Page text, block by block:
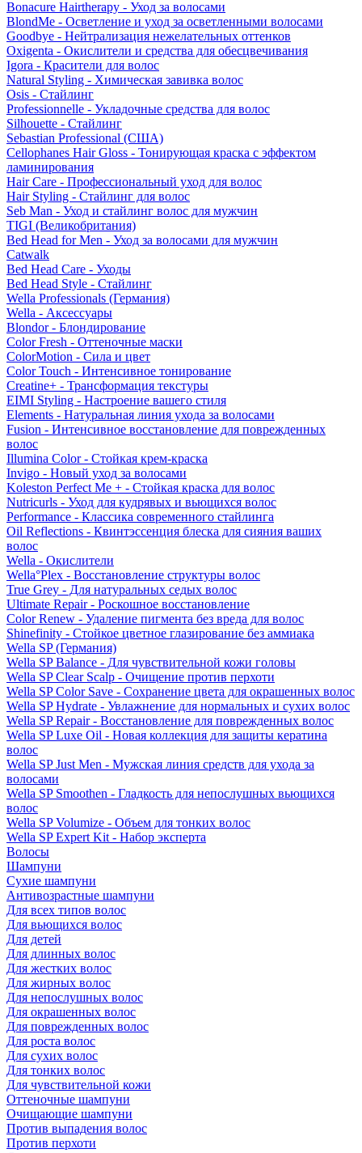
Bonacure Hairtherapy - Уход за волосами
BlondMe - Осветление и уход за осветленными волосами
Goodbye - Нейтрализация нежелательных оттенков
Oxigenta - Окислители и средства для обесцвечивания
Igora - Красители для волос
Natural Styling - Химическая завивка волос
Osis - Стайлинг
Professionnelle - Укладочные средства для волос
Silhouette - Стайлинг
Sebastian Professional (США)
Cellophanes Hair Gloss - Тонирующая краска с эффектом
ламинирования
Hair Care - Профессиональный уход для волос
Hair Styling - Стайлинг для волос
Seb Man - Уход и стайлинг волос для мужчин
TIGI (Великобритания)
Bed Head for Men - Уход за волосами для мужчин
Catwalk
Bed Head Care - Уходы
Bed Head Style - Стайлинг
Wella Professionals (Германия)
Wella - Аксессуары
Blondor - Блондирование
Color Fresh - Оттеночные маски
ColorMotion - Сила и цвет
Color Touch - Интенсивное тонирование
Creatine+ - Трансформация текстуры
EIMI Styling - Настроение вашего стиля
Elements - Натуральная линия ухода за волосами
Fusion - Интенсивное восстановление для поврежденных
волос
Illumina Color - Стойкая крем-краска
Invigo - Новый уход за волосами
Koleston Perfect Me + - Стойкая краска для волос
Nutricurls - Уход для кудрявых и вьющихся волос
Performance - Классика современного стайлинга
Oil Reflections - Квинтэссенция блеска для сияния ваших
волос
Wella - Окислители
Wella°Plex - Восстановление структуры волос
True Grey - Для натуральных седых волос
Ultimate Repair - Роскошное восстановление
Color Renew - Удаление пигмента без вреда для волос
Shinefinity - Стойкое цветное глазирование без аммиака
Wella SP (Германия)
Wella SP Balance - Для чувствительной кожи головы
Wella SP Clear Scalp - Очищение против перхоти
Wella SP Color Save - Сохранение цвета для окрашенных волос
Wella SP Hydrate - Увлажнение для нормальных и сухих волос
Wella SP Repair - Восстановление для поврежденных волос
Wella SP Luxe Oil - Новая коллекция для защиты кератина
волос
Wella SP Just Men - Мужская линия средств для ухода за
волосами
Wella SP Smoothen - Гладкость для непослушных вьющихся
волос
Wella SP Volumize - Объем для тонких волос
Wella SP Expert Kit - Набор эксперта
Волосы
Шампуни
Сухие шампуни
Антивозрастные шампуни
Для всех типов волос
Для вьющихся волос
Для детей
Для длинных волос
Для жестких волос
Для жирных волос
Для непослушных волос
Для окрашенных волос
Для поврежденных волос
Для роста волос
Для сухих волос
Для тонких волос
Для чувствительной кожи
Оттеночные шампуни
Очищающие шампуни
Против выпадения волос
Против перхоти